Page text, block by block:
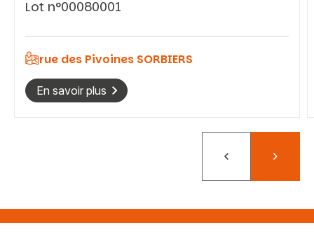
Lot n°00080001
rue des Pivoines SORBIERS
En savoir plus
PrécédentSuivant